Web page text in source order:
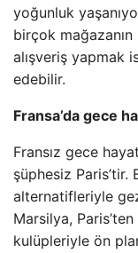
yoğunluk
birçok mağazanın
alışveriş yapmak
edebilir.
Fransa’da gece
Fransız gece
şüphesiz Paris’tir.
alternatifleriyle
Marsilya,
kulüpleriyle ön